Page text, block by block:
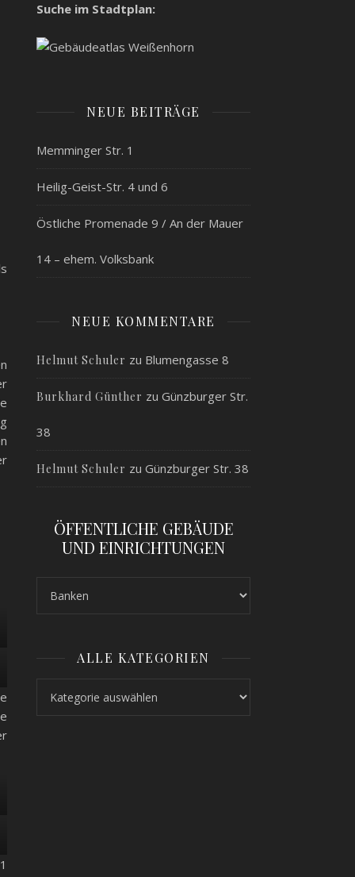
Suche im Stadtplan:
NEUE BEITRÄGE
Memminger Str. 1
Heilig-Geist-Str. 4 und 6
Östliche Promenade 9 / An der Mauer
14 – ehem. Volksbank
NEUE KOMMENTARE
Helmut Schuler zu Blumengasse 8
Burkhard Günther zu Günzburger Str.
38
Helmut Schuler zu Günzburger Str. 38
ÖFFENTLICHE GEBÄUDE
UND EINRICHTUNGEN
ALLE KATEGORIEN